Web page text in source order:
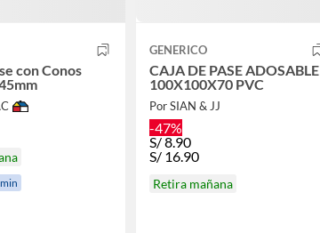
con Conos
GENERICO
CAJA DE PASE ADOSABLE
100X100X70 PVC
Por SIAN & JJ
-47%
S/8.90
S/ 16.90
Retira mañana